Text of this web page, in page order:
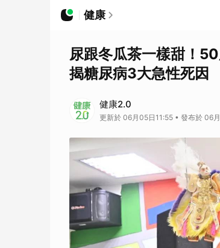
健康
尿跟冬瓜茶一樣甜！
揭糖尿病3大急性死因
健康2.0
更新於 06月05日11:55 • 發布於 06